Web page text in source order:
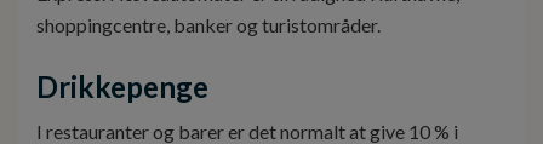
shoppingcentre, banker og turistområder.
Drikkepenge
I restauranter og barer er det normalt at give 10 % i